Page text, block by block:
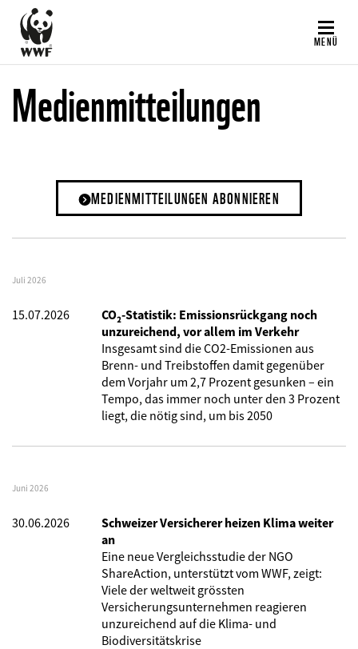
Direkt
zum
Inhalt
MENÜ
Medienmitteilungen
MEDIENMITTEILUNGEN ABONNIEREN
Juli 2026
15.07.2026
CO₂-Statistik: Emissionsrückgang noch
unzureichend, vor allem im Verkehr
Insgesamt sind die CO2-Emissionen aus
Brenn- und Treibstoffen damit gegenüber
dem Vorjahr um 2,7 Prozent gesunken – ein
Tempo, das immer noch unter den 3 Prozent
liegt, die nötig sind, um bis 2050
Juni 2026
30.06.2026
Schweizer Versicherer heizen Klima weiter
an
Eine neue Vergleichsstudie der NGO
ShareAction, unterstützt vom WWF, zeigt:
Viele der weltweit grössten
Versicherungsunternehmen reagieren
unzureichend auf die Klima- und
Biodiversitätskrise